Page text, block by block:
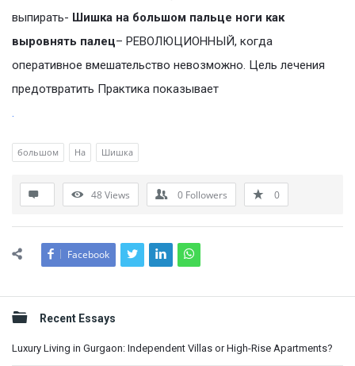
выпирать- Шишка на большом пальце ноги как
выровнять палец– РЕВОЛЮЦИОННЫЙ, когда
оперативное вмешательство невозможно. Цель лечения
предотвратить Практика показывает
.
большом На Шишка
48Views 0 Followers 0
Facebook
Sidebar
Recent Essays
Luxury Living in Gurgaon: Independent Villas or High-Rise Apartments?